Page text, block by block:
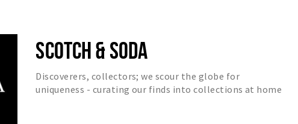
SCOTCH & SODA
Discoverers, collectors; we scour the globe for
uniqueness - curating our finds into collections at home